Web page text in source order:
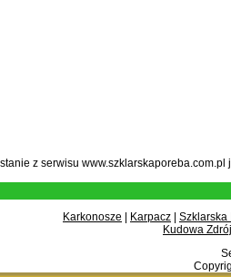
z serwisu
Karkonosze Karpacz
Szklarska
Kudowa